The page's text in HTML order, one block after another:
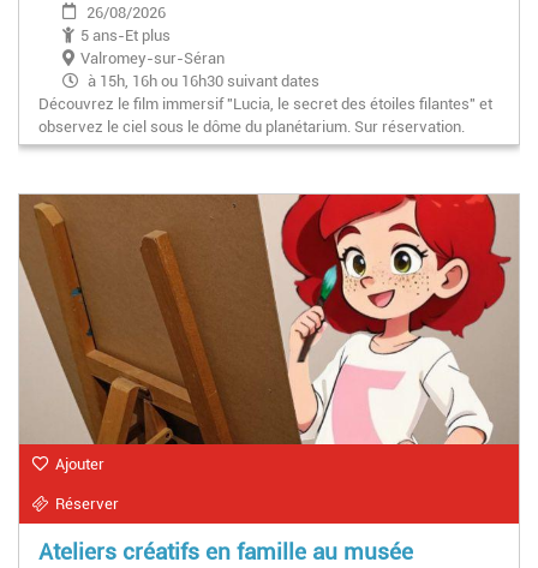
26/08/2026
5 ans-Et plus
Valromey-sur-Séran
à 15h, 16h ou 16h30 suivant dates
Découvrez le film immersif "Lucia, le secret des étoiles filantes" et
observez le ciel sous le dôme du planétarium. Sur réservation.
Ajouter
Réserver
Ateliers créatifs en famille au musée